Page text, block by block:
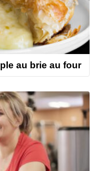
au brie au four